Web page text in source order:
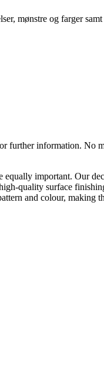
mønstre og farger
further information.
important. Our
quality surface
and colour,